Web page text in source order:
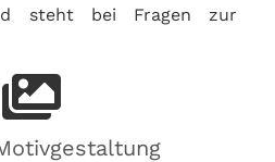
steht bei Fragen zur